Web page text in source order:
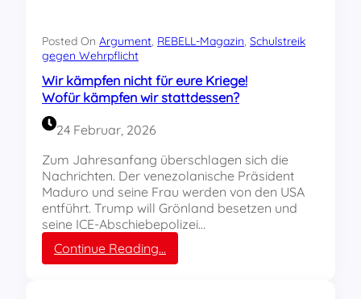
b
k
o
r
o
l
l
i
e
t
Posted On Argument, REBELL-Magazin, Schulstreik
gegen Wehrpflicht
Wir kämpfen nicht für eure Kriege!
Wofür kämpfen wir stattdessen?
24 Februar, 2026
Zum Jahresanfang überschlagen sich die
Nachrichten. Der venezolanische Präsident
Maduro und seine Frau werden von den USA
entführt. Trump will Grönland besetzen und
seine ICE-Abschiebepolizei…
Continue Reading…
W